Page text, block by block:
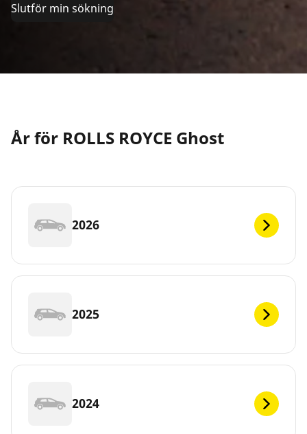
Slutför min sökning
År för ROLLS ROYCE Ghost
2026
2025
2024